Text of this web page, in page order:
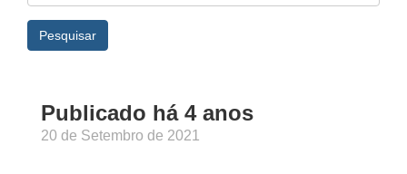
Pesquisar
Publicado há 4 anos
20 de Setembro de 2021